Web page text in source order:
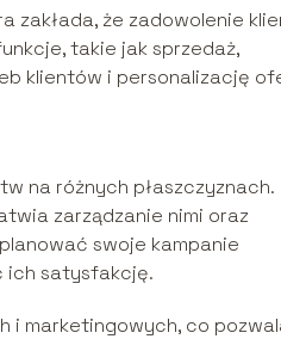
zakłada, że zadowolenie
takie jak sprzedaż,
klientów i personalizację
na różnych płaszczyznach.
zarządzanie nimi oraz
swoje kampanie
ich satysfakcję.
i marketingowych, co